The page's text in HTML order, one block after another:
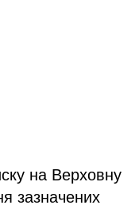
на Верховну
зазначених